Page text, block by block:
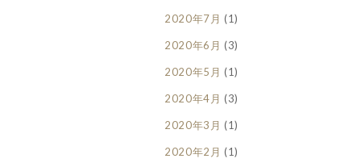
2020年7月 (1)
2020年6月 (3)
2020年5月 (1)
2020年4月 (3)
2020年3月 (1)
2020年2月 (1)